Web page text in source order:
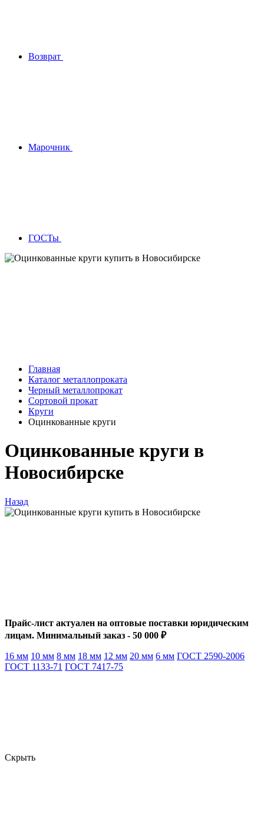
Возврат
Марочник
ГОСТы
Главная
Каталог металлопроката
Черный металлопрокат
Сортовой прокат
Круги
Оцинкованные круги
Оцинкованные круги в
Новосибирске
Назад
Прайс-лист актуален на оптовые поставки юридическим
лицам. Минимальный заказ - 50 000 ₽
16 мм 10 мм 8 мм 18 мм 12 мм 20 мм 6 мм ГОСТ 2590-2006
ГОСТ 1133-71 ГОСТ 7417-75
Скрыть